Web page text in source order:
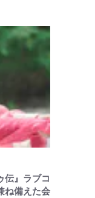
伝』ラブコ
ね備えた会